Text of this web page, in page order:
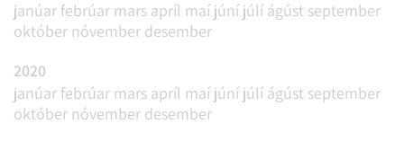
janúar febrúar mars apríl maí júní júlí ágúst september
október nóvember desember
2020
janúar febrúar mars apríl maí júní júlí ágúst september
október nóvember desember